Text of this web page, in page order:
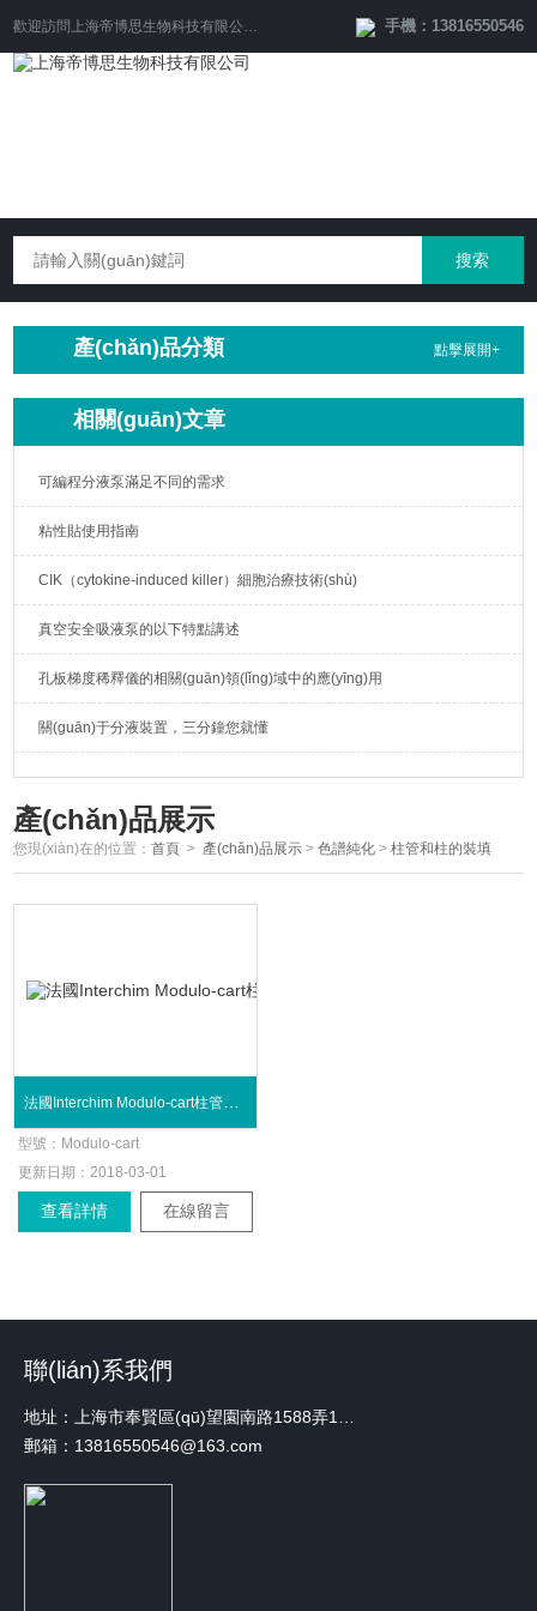
歡迎訪問 上海帝博思生物科技有限公司 手機：13816550546
產(chǎn)品分類 點擊展開+
相關(guān)文章
可編程分液泵滿足不同的需求
粘性貼使用指南
CIK（cytokine-induced killer）細胞治療技術(shù)
真空安全吸液泵的以下特點講述
孔板梯度稀釋儀的相關(guān)領(lǐng)域中的應(yīng)用
關(guān)于分液裝置，三分鐘您就懂
產(chǎn)品展示
您現(xiàn)在的位置：首頁 > 產(chǎn)品展示 >色譜純化 >柱管和柱的裝填
法國Interchim Modulo-cart柱管和柱的裝填
型號： Modulo-cart
更新日期：2018-03-01
查看詳情 在線留言
聯(lián)系我們
郵箱：13816550546@163.com